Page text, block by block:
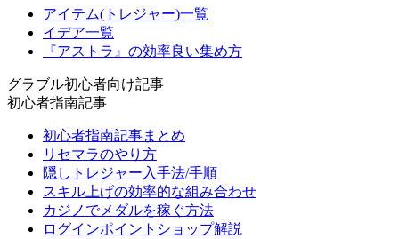
アイテム(トレジャー)一覧
イデア一覧
『アストラ』の効率良い集め方
グラブル初心者向け記事
初心者指南記事
初心者指南記事まとめ
リセマラのやり方
隠しトレジャー入手法/手順
スキル上げの効率的な組み合わせ
カジノでメダルを稼ぐ方法
ログインポイントショップ解説